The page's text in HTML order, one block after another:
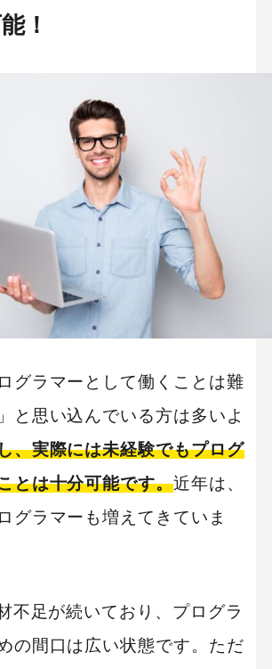
マーになる目的を明確にする
ョンプログラマー
ログラミング言語を理解する
った勉強方法で進める
る
グスクールを受講する
ォリオ（成果物）を作る
ケーション力に長けている人
考力がある人
！
グラマーとして働くことは難
と思い込んでいる方は多いよ
、実際には未経験でもプログ
とは十分可能です。近年は、
グラマーも増えてきていま
不足が続いており、プログラ
の間口は広い状態です。ただ